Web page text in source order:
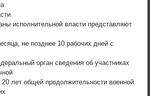
исполнительной власти представляют
не позднее 10 рабочих дней с
орган сведения об участниках
лет общей продолжительности военной